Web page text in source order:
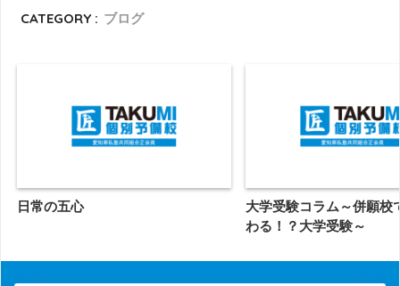
CATEGORY : ブログ
日常の五心
大学受験コラム～併願校
わる！？大学受験～